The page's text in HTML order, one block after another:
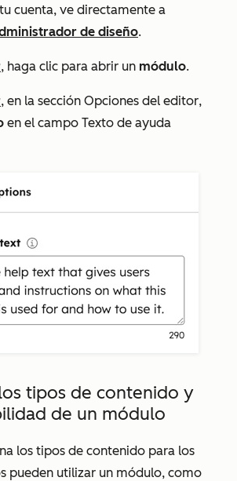
cuenta, ve directamente a
de diseño.
, haga clic para abrir un módulo.
, en la sección Opciones del editor,
en el campo Texto de ayuda
tipos de contenido y
de un módulo
los tipos de contenido para los
pueden utilizar un módulo, como